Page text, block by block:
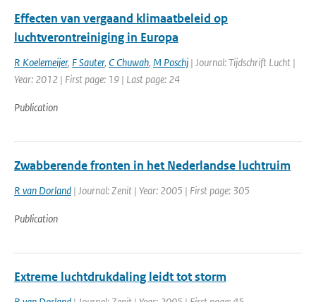
Effecten van vergaand klimaatbeleid op
luchtverontreiniging in Europa
R Koelemeijer, F Sauter, C Chuwah, M Poschj | Journal: Tijdschrift Lucht |
Year: 2012 | First page: 19 | Last page: 24
Publication
Zwabberende fronten in het Nederlandse luchtruim
R van Dorland | Journal: Zenit | Year: 2005 | First page: 305
Publication
Extreme luchtdrukdaling leidt tot storm